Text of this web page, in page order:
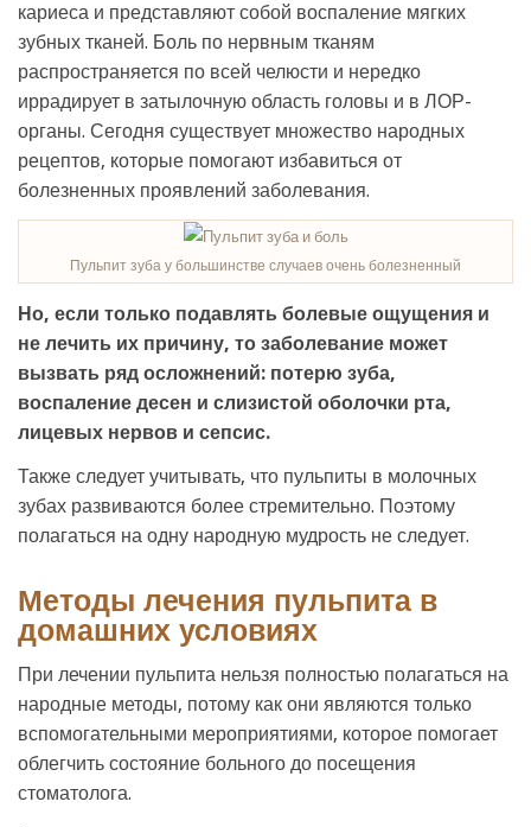
кариеса и представляют собой воспаление мягких
зубных тканей. Боль по нервным тканям
распространяется по всей челюсти и нередко
иррадирует в затылочную область головы и в ЛОР-
органы. Сегодня существует множество народных
рецептов, которые помогают избавиться от
болезненных проявлений заболевания.
Пульпит зуба у большинстве случаев очень болезненный
Но, если только подавлять болевые ощущения и
не лечить их причину, то заболевание может
вызвать ряд осложнений: потерю зуба,
воспаление десен и слизистой оболочки рта,
лицевых нервов и сепсис.
Также следует учитывать, что пульпиты в молочных
зубах развиваются более стремительно. Поэтому
полагаться на одну народную мудрость не следует.
Методы лечения пульпита в
домашних условиях
При лечении пульпита нельзя полностью полагаться на
народные методы, потому как они являются только
вспомогательными мероприятиями, которое помогает
облегчить состояние больного до посещения
стоматолога.